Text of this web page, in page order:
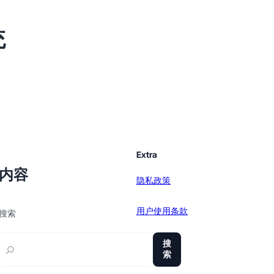
容
索
搜
索
Extra
隐私政策
用户使用条款
sitemap